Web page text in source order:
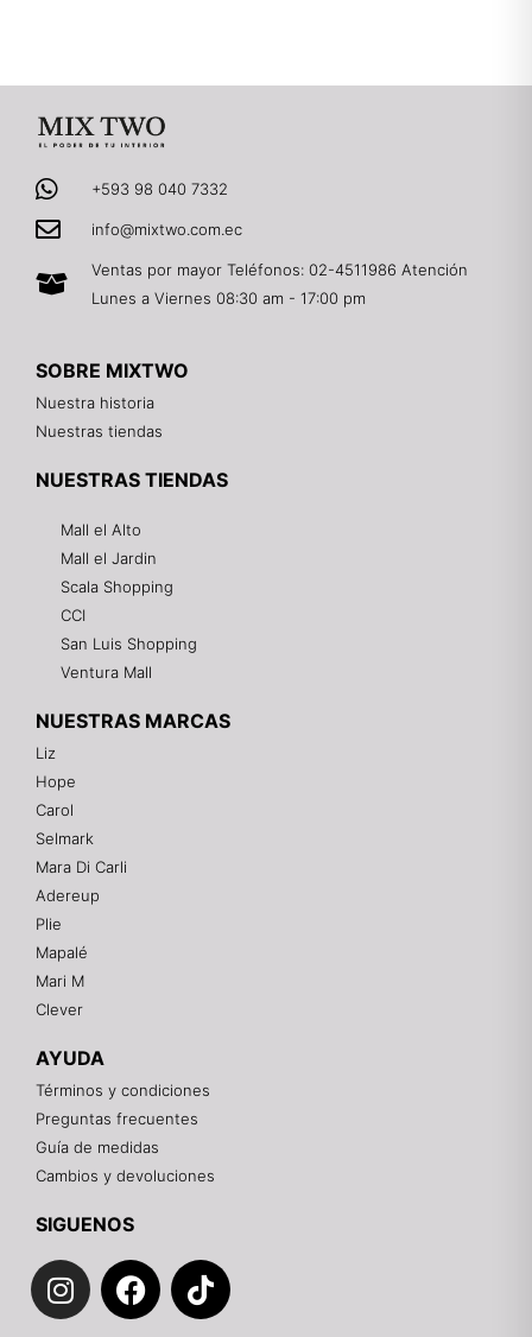
+593 98 040 7332
info@mixtwo.com.ec
Ventas por mayor Teléfonos: 02-4511986 Atención
Lunes a Viernes 08:30 am - 17:00 pm
SOBRE MIXTWO
Nuestra historia
Nuestras tiendas
NUESTRAS TIENDAS
Mall el Alto
Mall el Jardin
Scala Shopping
CCI
San Luis Shopping
Ventura Mall
NUESTRAS MARCAS
Liz
Hope
Carol
Selmark
Mara Di Carli
Adereup
Plie
Mapalé
Mari M
Clever
AYUDA
Términos y condiciones
Preguntas frecuentes
Guía de medidas
Cambios y devoluciones
SIGUENOS
I
n
F
a
T
i
¡Hola! 👋
Gracias por visitarnos. Te asesoramos
personalmente con tu compra: tallas, envíos y
pagos.
Recuerda: 10% de descuento en tu primera compra
Contáctanos por el canal que prefieras 💕
WhatsApp
Instagram
Teléfono